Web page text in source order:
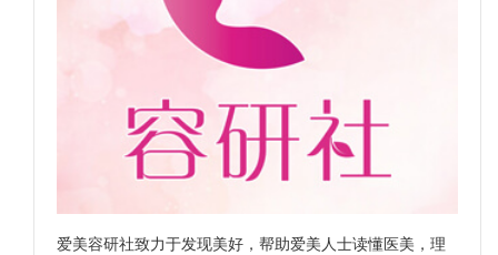
爱美容研社致力于发现美好，帮助爱美人士读懂医美，理